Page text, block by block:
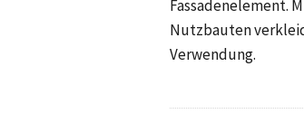
Fassadenelement.
Nutzbauten
Verwendung.